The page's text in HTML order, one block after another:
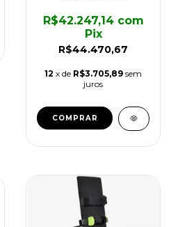
R$44.470,67
R$42.247,14 com
Pix
12 x de R$3.705,89 sem
juros
COMPRAR